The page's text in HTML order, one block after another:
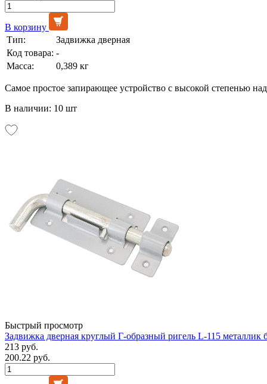
В корзину
Тип:
Задвижка дверная
Код товара: -
Масса:
0,389 кг
Самое простое запирающее устройство с высокой степенью
В наличии: 10 шт
Быстрый просмотр
Задвижка дверная круглый Г-образный ригель L-115 металлик
213 руб.
200.22 руб.